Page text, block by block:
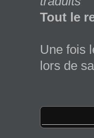
Tout le
Une fois
lors de